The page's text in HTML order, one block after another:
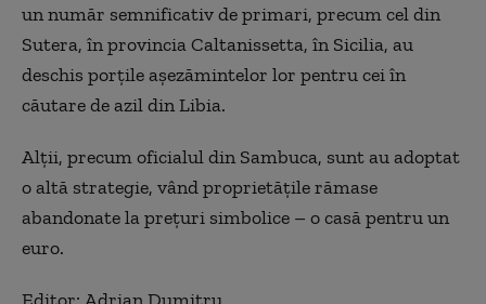
un număr semnificativ de primari, precum cel din
Sutera, în provincia Caltanissetta, în Sicilia, au
deschis porţile aşezămintelor lor pentru cei în
căutare de azil din Libia.
Alţii, precum oficialul din Sambuca, sunt au adoptat
o altă strategie, vând proprietăţile rămase
abandonate la preţuri simbolice – o casă pentru un
euro.